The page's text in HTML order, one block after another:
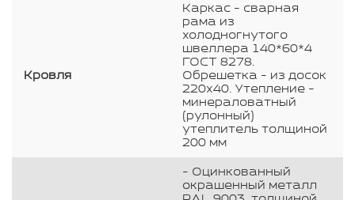
Кровля
Каркас - сварная
рама из
холодногнутого
швеллера 140*60*4
ГОСТ 8278.
Обрешетка - из досок
220х40. Утепление -
минераловатный
(рулонный)
утеплитель толщиной
200 мм
- Оцинкованный
окрашенный металл